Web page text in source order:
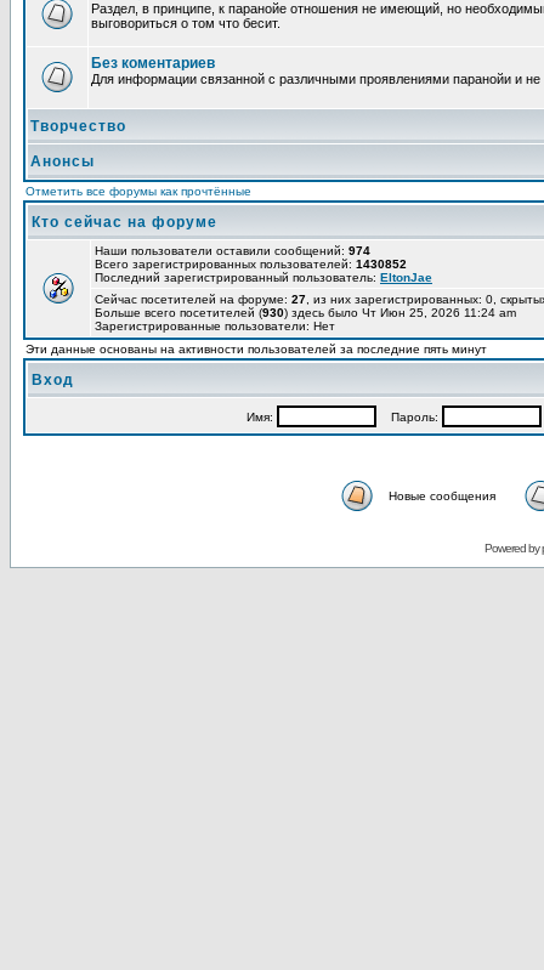
Раздел, в принципе, к паранойе отношения не имеющий, но
выговориться о том что бесит.
Без коментариев
Для информации связанной с различными проявлениями паранойи и
Творчество
Анонсы
Отметить все форумы как прочтённые
Кто сейчас на форуме
Наши пользователи оставили сообщений: 974
Всего зарегистрированных пользователей: 1430852
Последний зарегистрированный пользователь: EltonJae
Сейчас посетителей на форуме: 27 , из них зарегистрированных: 0,
Больше всего посетителей (930) здесь было Чт Июн 25, 2026 11:24 am
Зарегистрированные пользователи: Нет
Эти данные основаны на активности пользователей за последние пять минут
Вход
Имя: Пароль:
Новые сообщения
Powered by